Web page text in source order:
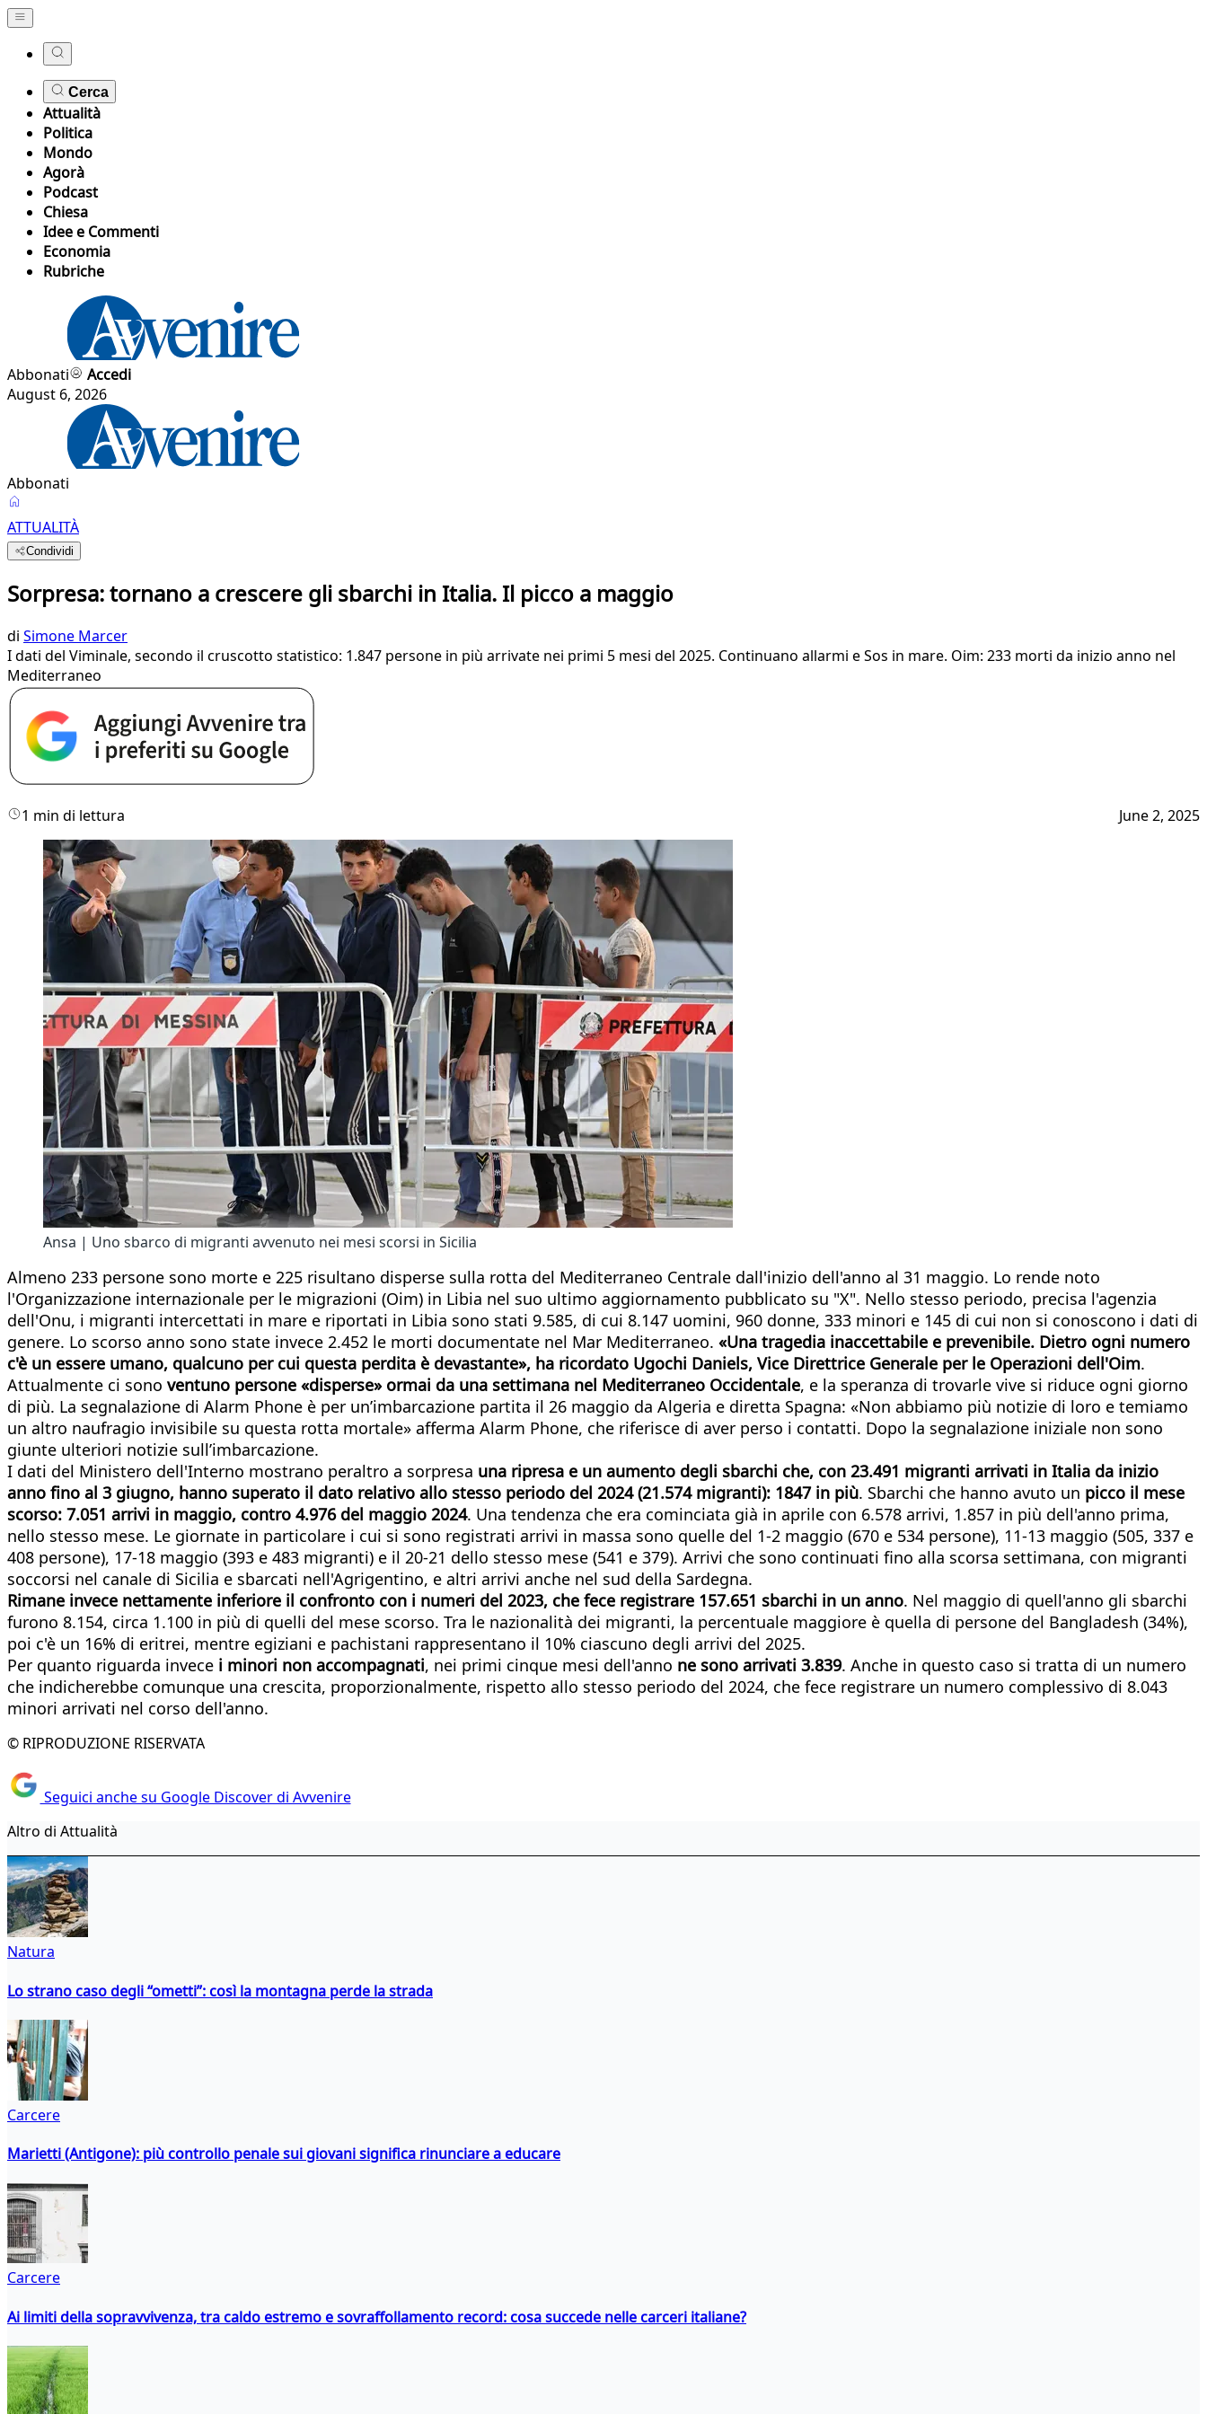
Cerca
Attualità
Politica
Mondo
Agorà
Podcast
Chiesa
Idee e Commenti
Economia
Rubriche
Abbonati
Accedi
August 6, 2026
Abbonati
ATTUALITÀ
Condividi
Sorpresa: tornano a crescere gli sbarchi in Italia. Il picco a maggio
di Simone Marcer
I dati del Viminale, secondo il cruscotto statistico: 1.847 persone in più arrivate nei primi 5 mesi del 2025. Continuano allarmi e Sos in mare. Oim: 233 morti da inizio anno nel
Mediterraneo
1 min di lettura June 2, 2025
Ansa | Uno sbarco di migranti avvenuto nei mesi scorsi in Sicilia
Almeno 233 persone sono morte e 225 risultano disperse sulla rotta del Mediterraneo Centrale dall'inizio dell'anno al 31 maggio. Lo rende noto
l'Organizzazione internazionale per le migrazioni (Oim) in Libia nel suo ultimo aggiornamento pubblicato su "X". Nello stesso periodo, precisa l'agenzia
dell'Onu, i migranti intercettati in mare e riportati in Libia sono stati 9.585, di cui 8.147 uomini, 960 donne, 333 minori e 145 di cui non si conoscono i dati di
genere. Lo scorso anno sono state invece 2.452 le morti documentate nel Mar Mediterraneo. «Una tragedia inaccettabile e prevenibile. Dietro ogni numero
c'è un essere umano, qualcuno per cui questa perdita è devastante», ha ricordato Ugochi Daniels, Vice Direttrice Generale per le Operazioni dell'Oim.
Attualmente ci sono ventuno persone «disperse» ormai da una settimana nel Mediterraneo Occidentale, e la speranza di trovarle vive si riduce ogni giorno
di più. La segnalazione di Alarm Phone è per un’imbarcazione partita il 26 maggio da Algeria e diretta Spagna: «Non abbiamo più notizie di loro e temiamo
un altro naufragio invisibile su questa rotta mortale» afferma Alarm Phone, che riferisce di aver perso i contatti. Dopo la segnalazione iniziale non sono
giunte ulteriori notizie sull’imbarcazione.
I dati del Ministero dell'Interno mostrano peraltro a sorpresa una ripresa e un aumento degli sbarchi che, con 23.491 migranti arrivati in Italia da inizio
anno fino al 3 giugno, hanno superato il dato relativo allo stesso periodo del 2024 (21.574 migranti): 1847 in più. Sbarchi che hanno avuto un picco il mese
scorso: 7.051 arrivi in maggio, contro 4.976 del maggio 2024. Una tendenza che era cominciata già in aprile con 6.578 arrivi, 1.857 in più dell'anno prima,
nello stesso mese. Le giornate in particolare i cui si sono registrati arrivi in massa sono quelle del 1-2 maggio (670 e 534 persone), 11-13 maggio (505, 337 e
408 persone), 17-18 maggio (393 e 483 migranti) e il 20-21 dello stesso mese (541 e 379). Arrivi che sono continuati fino alla scorsa settimana, con migranti
soccorsi nel canale di Sicilia e sbarcati nell'Agrigentino, e altri arrivi anche nel sud della Sardegna.
Rimane invece nettamente inferiore il confronto con i numeri del 2023, che fece registrare 157.651 sbarchi in un anno. Nel maggio di quell'anno gli sbarchi
furono 8.154, circa 1.100 in più di quelli del mese scorso. Tra le nazionalità dei migranti, la percentuale maggiore è quella di persone del Bangladesh (34%),
poi c'è un 16% di eritrei, mentre egiziani e pachistani rappresentano il 10% ciascuno degli arrivi del 2025.
Per quanto riguarda invece i minori non accompagnati, nei primi cinque mesi dell'anno ne sono arrivati 3.839. Anche in questo caso si tratta di un numero
che indicherebbe comunque una crescita, proporzionalmente, rispetto allo stesso periodo del 2024, che fece registrare un numero complessivo di 8.043
minori arrivati nel corso dell'anno.
© RIPRODUZIONE RISERVATA
Seguici anche su Google Discover di Avvenire
Altro di Attualità
Natura
Lo strano caso degli “ometti”: così la montagna perde la strada
Carcere
Marietti (Antigone): più controllo penale sui giovani significa rinunciare a educare
Carcere
Ai limiti della sopravvivenza, tra caldo estremo e sovraffollamento record: cosa succede nelle carceri italiane?